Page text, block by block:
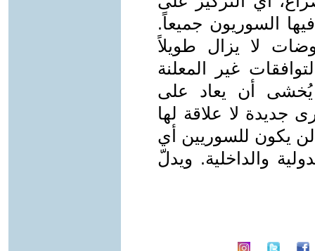
السوريون جميعاً.
لا يزال طويلاً
غير المعلنة
يُخشى أن يعاد على
جديدة لا علاقة لها
يكون للسوريين أي
والداخلية. ويدلّ